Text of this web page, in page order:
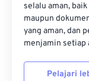
selalu aman,
maupun
yang aman, dan
menjamin setiap
Pelajari